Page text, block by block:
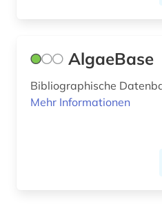
AlgaeBase
Bibliographische
Mehr Informationen